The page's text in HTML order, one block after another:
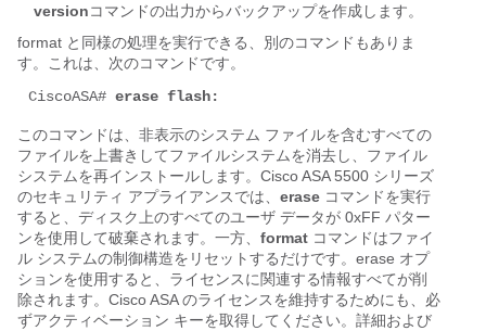
versionコマンドの出力からバックアップを作成します。
format と同様の処理を実行できる、別のコマンドもありま
す。これは、次のコマンドです。
CiscoASA# erase flash:
このコマンドは、非表示のシステム ファイルを含むすべての
ファイルを上書きしてファイルシステムを消去し、ファイル
システムを再インストールします。Cisco ASA 5500 シリーズ
のセキュリティ アプライアンスでは、 erase コマンドを実行
すると、ディスク上のすべてのユーザ データが 0xFF パター
ンを使用して破棄されます。一方、 format コマンドはファイ
ル システムの制御構造をリセットするだけです。erase オプ
ションを使用すると、ライセンスに関連する情報すべてが削
除されます。Cisco ASA のライセンスを維持するためにも、必
ずアクティベーション キーを取得してください。詳細および